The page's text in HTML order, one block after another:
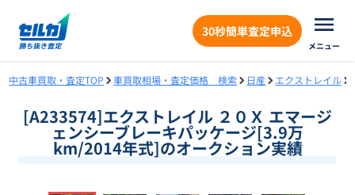
30秒簡単査定申込
メニュー
中古車買取・査定TOP 車買取相場・査定価格 検索 日産 エクストレイル
[A233574]エクストレイル ２０Ｘ エマージ
ェンシーブレーキパッケージ[3.9万
km/2014年式]のオークション実績